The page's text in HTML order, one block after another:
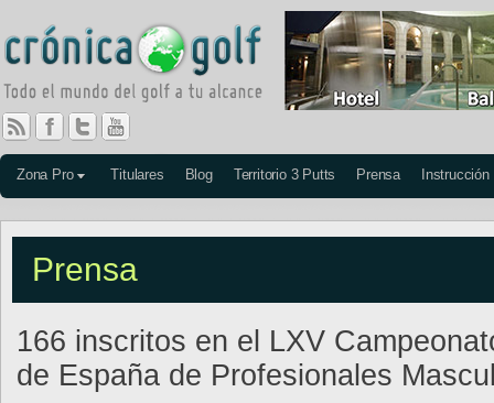
Zona Pro Titulares Blog Territorio 3 Putts Prensa Instrucción
Prensa
166 inscritos en el LXV
de España de Profesionales